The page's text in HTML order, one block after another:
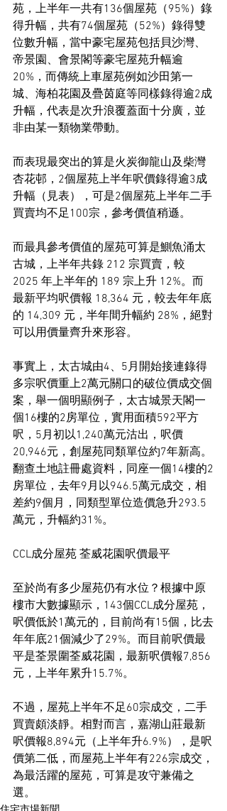
苑，上半年一共有136個屋苑（95%）錄
得升幅，共有74個屋苑（52%）錄得雙
位數升幅，當中豪宅屋苑包括貝沙灣、
帝景園、會景閣等豪宅屋苑升幅逾
20%，而傳統上車屋苑例如沙田第一
城、海柏花園及疊茵庭等同樣錄得逾2成
升幅，代表是次升浪覆蓋面十分廣，並
非由某一類物業帶動。
而表現最突出的算是火炭御龍山及柴灣
杏花邨，2個屋苑上半年呎價錄得逾3成
升幅（見表），可是2個屋苑上半年二手
買賣均不足100宗，參考價值稍遜。
而最具參考價值的屋苑可算是鰂魚涌太
古城，上半年共錄 212 宗買賣，較
2025 年上半年的 189 宗上升 12%。而
最新平均呎價報 18,364 元，較去年年底
的 14,309 元，半年間升幅約 28%，絕對
可以用價量齊升來形容。
事實上，太古城由4、5月開始接連錄得
多宗呎價重上2萬元關口的破位價成交個
案，舉一個明顯例子，太古城景天閣一
個16樓的2房單位，實用面積592平方
呎，5月初以1,240萬元沽出，呎價
20,946元，創屋苑同類單位約7年新高。
翻查土地註冊處資料，同座一個14樓的2
房單位，去年9月以946.5萬元成交，相
差約9個月，同類型單位造價急升293.5
萬元，升幅約31%。
CCL成分屋苑 荃威花園呎價最平
至於尚有多少屋苑仍有水位？根據中原
樓市大數據顯示，143個CCL成分屋苑，
呎價低於1萬元的，目前尚有15個，比去
年年底21個減少了29%。而目前呎價最
平是荃景圍荃威花園，最新呎價報7,856
元，上半年累升15.7%。
不過，屋苑上半年不足60宗成交，二手
買賣頗淡靜。相對而言，嘉湖山莊最新
呎價報8,894元（上半年升6.9%），是呎
價第二低，而屋苑上半年有226宗成交，
為最活躍的屋苑，可算是攻守兼備之
選。